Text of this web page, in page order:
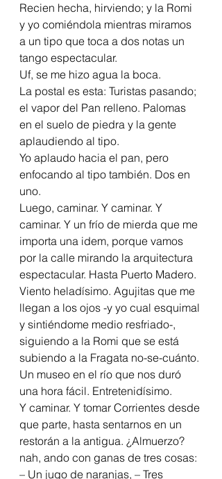
Recien hecha, hirviendo; y la Romi
y yo comiéndola mientras miramos
a un tipo que toca a dos notas un
tango espectacular.
Uf, se me hizo agua la boca.
La postal es esta: Turistas pasando;
el vapor del Pan relleno. Palomas
en el suelo de piedra y la gente
aplaudiendo al tipo.
Yo aplaudo hacia el pan, pero
enfocando al tipo también. Dos en
uno.
Luego, caminar. Y caminar. Y
caminar. Y un frío de mierda que me
importa una idem, porque vamos
por la calle mirando la arquitectura
espectacular. Hasta Puerto Madero.
Viento heladísimo. Agujitas que me
llegan a los ojos -y yo cual esquimal
y sintiéndome medio resfriado-,
siguiendo a la Romi que se está
subiendo a la Fragata no-se-cuánto.
Un museo en el río que nos duró
una hora fácil. Entretenidísimo.
Y caminar. Y tomar Corrientes desde
que parte, hasta sentarnos en un
restorán a la antigua. ¿Almuerzo?
nah, ando con ganas de tres cosas:
– Un jugo de naranjas, – Tres